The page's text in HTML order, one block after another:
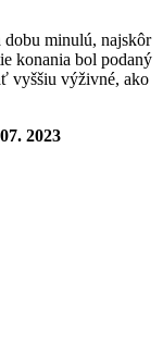
minulú, najskôr
konania bol podaný
vyššiu výživné, ako
2023